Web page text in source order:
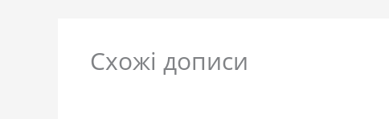
Схожі дописи